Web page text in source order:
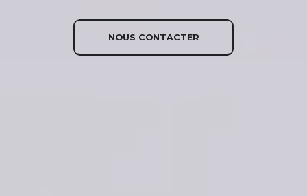
NOUS CONTACTER